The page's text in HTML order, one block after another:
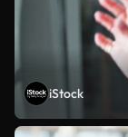
iStock